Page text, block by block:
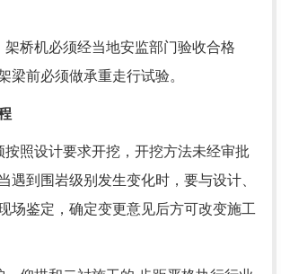
架桥机必须经当地安监部门验收合格
梁前必须做承重走行试验。
按照设计要求开挖，开挖方法未经审批
遇到围岩级别发生变化时，要与设计、
场鉴定，确定变更意见后方可改变施工